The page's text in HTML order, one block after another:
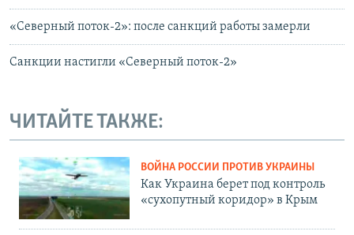
«Северный поток-2»: после санкций работы замерли
Санкции настигли «Северный поток-2»
ЧИТАЙТЕ ТАКЖЕ:
ВОЙНА РОССИИ ПРОТИВ УКРАИНЫ
Как Украина берет под контроль
«сухопутный коридор» в Крым